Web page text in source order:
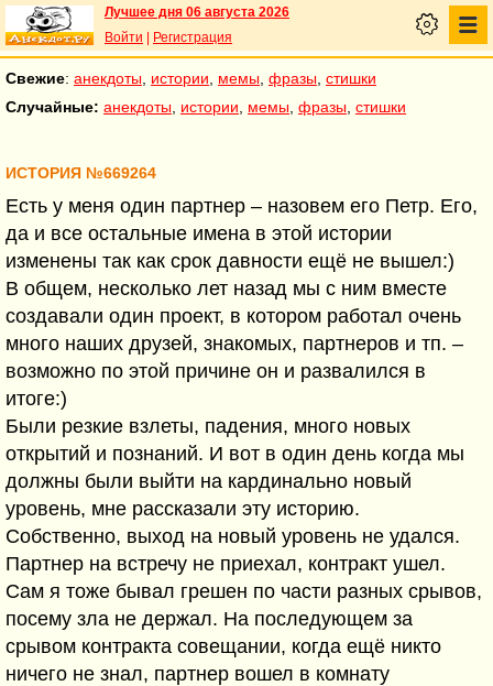
Лучшее дня 06 августа 2026
Войти
Регистрация
Свежие: анекдоты истории мемы фразы стишки
Случайные: анекдоты истории мемы фразы стишки
ИСТОРИЯ №669264
Есть у меня один партнер – назовем его Петр. Его,
да и все остальные имена в этой истории
изменены так как срок давности ещё не вышел:)
В общем, несколько лет назад мы с ним вместе
создавали один проект, в котором работал очень
много наших друзей, знакомых, партнеров и тп. –
возможно по этой причине он и развалился в
итоге:)
Были резкие взлеты, падения, много новых
открытий и познаний. И вот в один день когда мы
должны были выйти на кардинально новый
уровень, мне рассказали эту историю.
Собственно, выход на новый уровень не удался.
Партнер на встречу не приехал, контракт ушел.
Сам я тоже бывал грешен по части разных срывов,
посему зла не держал. На последующем за
срывом контракта совещании, когда ещё никто
ничего не знал, партнер вошел в комнату